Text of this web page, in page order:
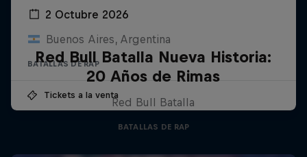
2 Octubre 2026
Buenos Aires, Argentina
BATALLAS DE RAP
Tickets a la venta
Red Bull Batalla Nueva Historia:
20 Años de Rimas
Red Bull Batalla
BATALLAS DE RAP